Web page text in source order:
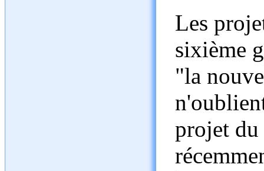
Les
sixième
"la
projet